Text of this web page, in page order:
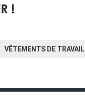
VÊTEMENTS DE TRAVAIL